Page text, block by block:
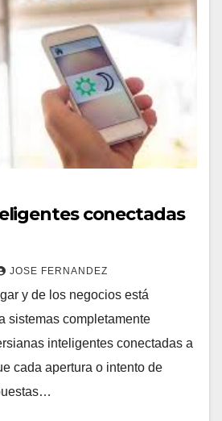
conectadas
JOSE FERNANDEZ
y de los negocios está
sistemas completamente
inteligentes conectadas a
cada apertura o intento de